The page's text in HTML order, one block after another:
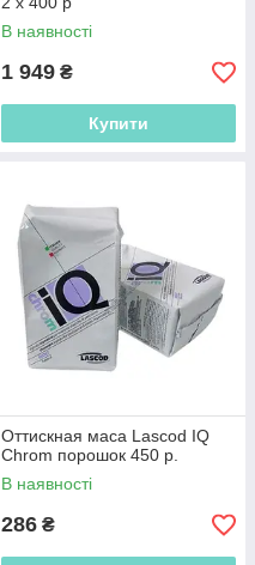
В наявності
1 949 ₴
Купити
Оттискная маса Lascod IQ
Chrom порошок 450 р.
В наявності
286 ₴